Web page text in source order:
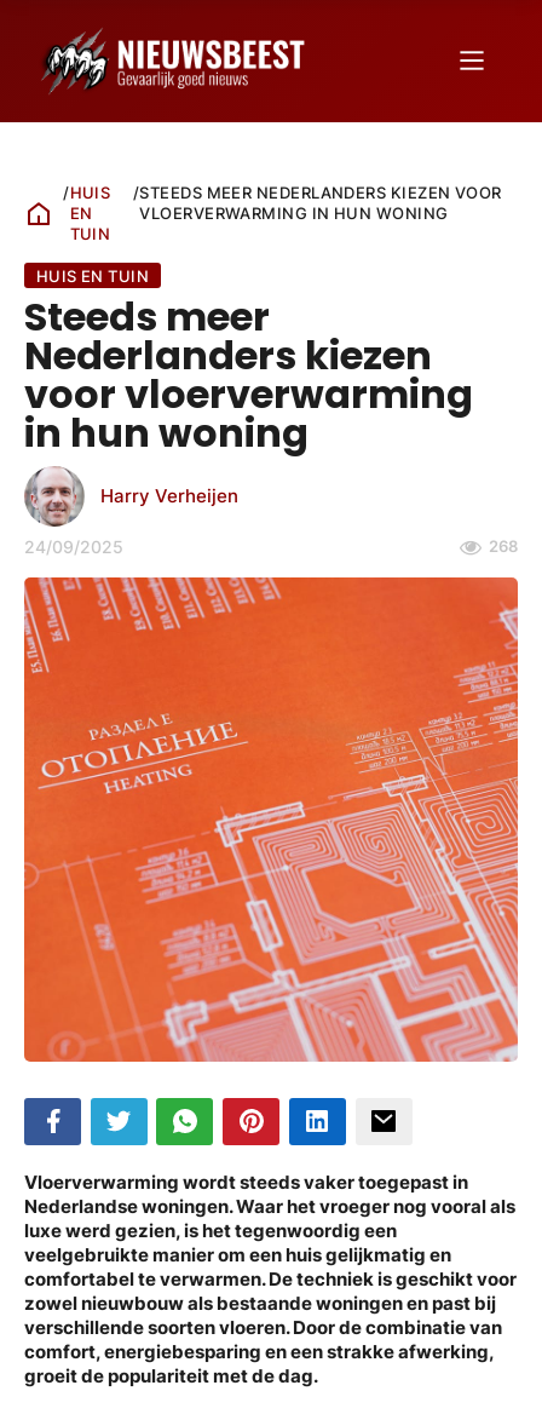
/HUIS
EN
TUIN
/STEEDS MEER NEDERLANDERS KIEZEN VOOR
VLOERVERWARMING IN HUN WONING
HUIS EN TUIN
Steeds meer
Nederlanders kiezen
voor vloerverwarming
in hun woning
Harry Verheijen
24/09/2025 268
Vloerverwarming wordt steeds vaker toegepast in
Nederlandse woningen. Waar het vroeger nog vooral als
luxe werd gezien, is het tegenwoordig een
veelgebruikte manier om een huis gelijkmatig en
comfortabel te verwarmen. De techniek is geschikt voor
zowel nieuwbouw als bestaande woningen en past bij
verschillende soorten vloeren. Door de combinatie van
comfort, energiebesparing en een strakke afwerking,
groeit de populariteit met de dag.